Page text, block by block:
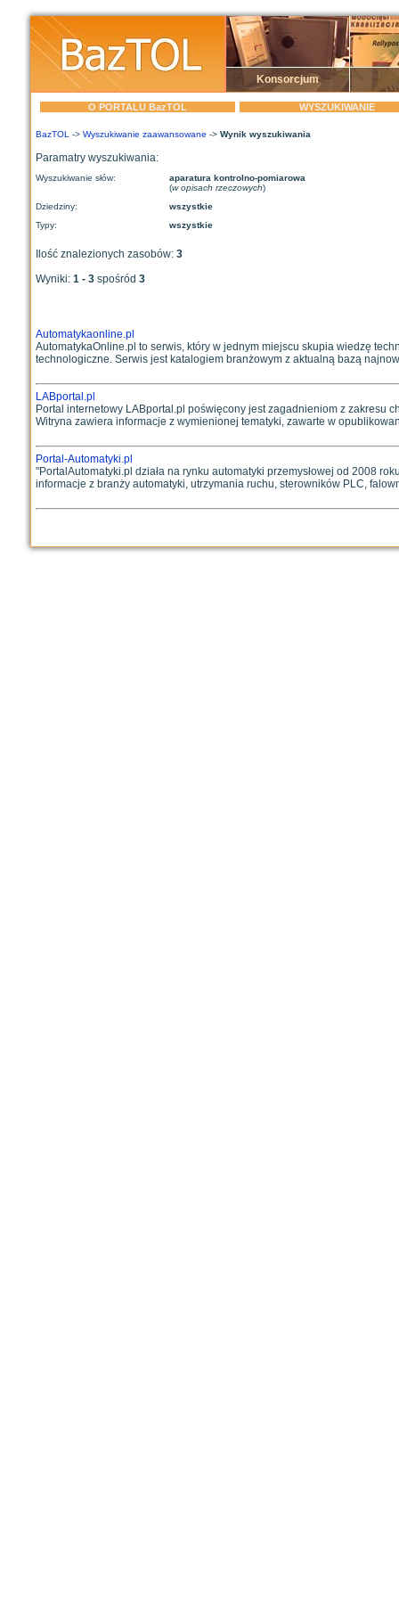
Konsorcjum
O PORTALU BazTOL WYSZUKIWANIE
BazTOL -> Wyszukiwanie zaawansowane -> Wynik wyszukiwania
Paramatry wyszukiwania:
Wyszukiwanie słów:
aparatura kontrolno-pomiarowa
(w opisach rzeczowych)
Dziedziny:
wszystkie
Typy:
wszystkie
Ilość znalezionych zasobów: 3
Wyniki: 1 - 3 spośród 3
Automatykaonline.pl
AutomatykaOnline.pl to serwis, który w jednym miejscu skupia wiedzę
technologiczne. Serwis jest katalogiem branżowym z aktualną bazą
LABportal.pl
Portal internetowy LABportal.pl poświęcony jest zagadnieniom z zakresu
Witryna zawiera informacje z wymienionej tematyki, zawarte w
Portal-Automatyki.pl
"PortalAutomatyki.pl działa na rynku automatyki przemysłowej od 2008
informacje z branży automatyki, utrzymania ruchu, sterowników PLC,